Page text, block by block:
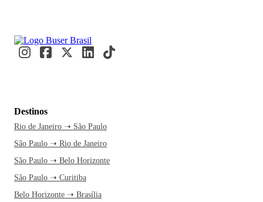
Destinos
Rio de Janeiro ➝ São Paulo
São Paulo ➝ Rio de Janeiro
São Paulo ➝ Belo Horizonte
São Paulo ➝ Curitiba
Belo Horizonte ➝ Brasília